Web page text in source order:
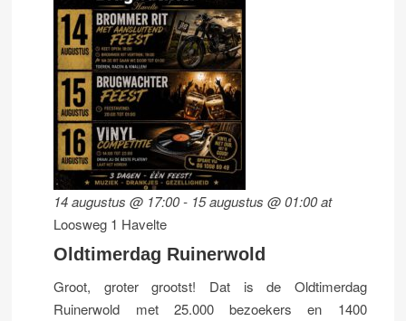
14 augustus @ 17:00- 15 augustus @ 01:00at
Loosweg 1 Havelte
Oldtimerdag Ruinerwold
Groot, groter grootst! Dat is de Oldtimerdag
Ruinerwold met 25.000 bezoekers en 1400